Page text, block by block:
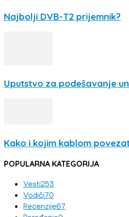
Najbolji DVB-T2 prijemnik?
Uputstvo za podešavanje
Kako i kojim kablom
POPULARNA KATEGORIJA
Vesti253
Vodiči70
Recenzije67